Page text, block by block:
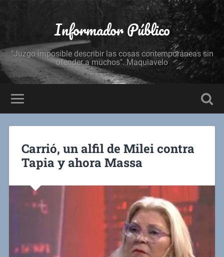
Informador Público
"Juzgo imposible describir las cosas contemporáneas sin
ofender a muchos". Maquiavelo
Carrió, un alfil de Milei contra
Tapia y ahora Massa